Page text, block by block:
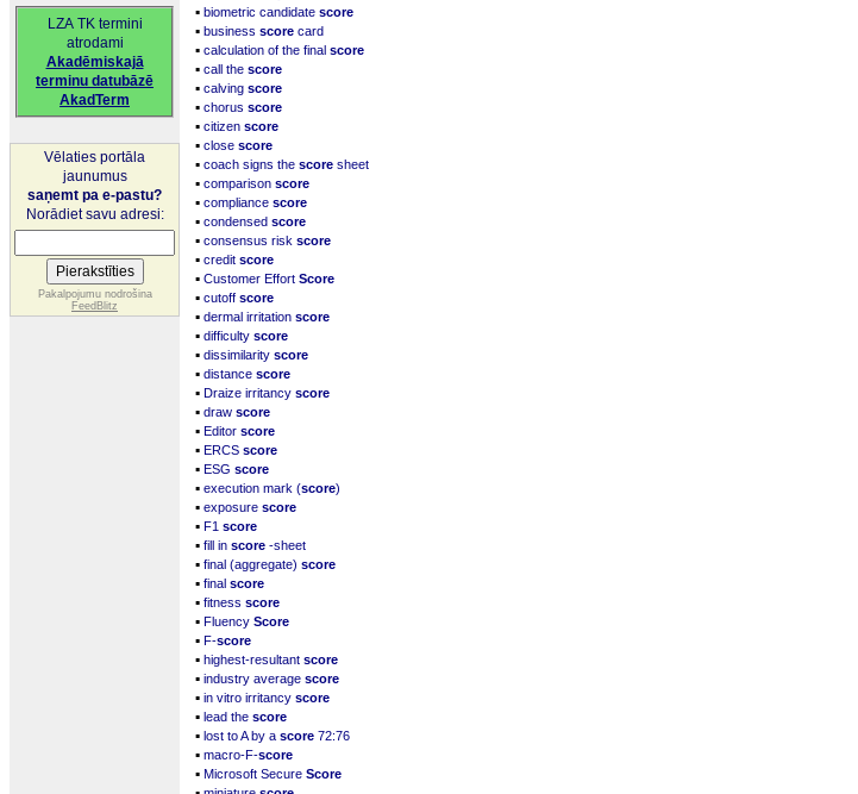
LZA TK termini
atrodami
Akadēmiskajā
terminu datubāzē
AkadTerm
Vēlaties portāla
jaunumus
saņemt pa e-pastu?
Norādiet savu adresi:
Pakalpojumu nodrošina
FeedBlitz
▪ biometric candidate score
▪ business score card
▪ calculation of the final score
▪ call the score
▪ calving score
▪ chorus score
▪ citizen score
▪ close score
▪ coach signs the score sheet
▪ comparison score
▪ compliance score
▪ condensed score
▪ consensus risk score
▪ credit score
▪ Customer Effort Score
▪ cutoff score
▪ dermal irritation score
▪ difficulty score
▪ dissimilarity score
▪ distance score
▪ Draize irritancy score
▪ draw score
▪ Editor score
▪ ERCS score
▪ ESG score
▪ execution mark (score)
▪ exposure score
▪ F1 score
▪ fill in score -sheet
▪ final (aggregate) score
▪ final score
▪ fitness score
▪ Fluency Score
▪ F-score
▪ highest-resultant score
▪ industry average score
▪ in vitro irritancy score
▪ lead the score
▪ lost to A by a score 72:76
▪ macro-F-score
▪ Microsoft Secure Score